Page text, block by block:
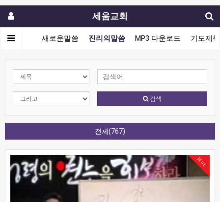
세움교회
새로운말씀 진리의말씀 MP3 다운로드 기도제목
검색
전체(767)
Hot